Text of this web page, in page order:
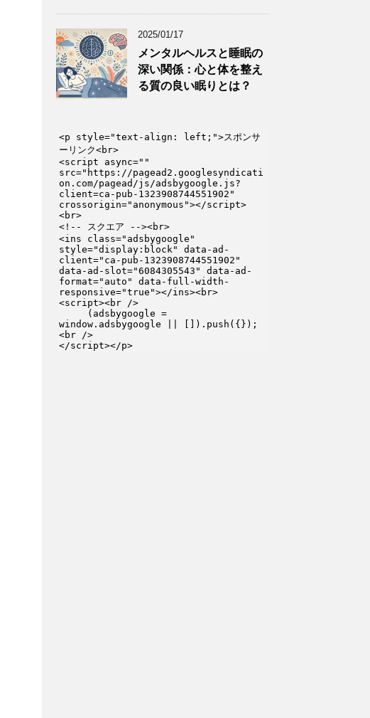
2025/01/17
メンタルヘルスと睡眠の
深い関係：心と体を整え
る質の良い眠りとは？
<p style="text-align: left;">スポンサ
ーリンク<br>
<script async=""
src="https://pagead2.googlesyndicati
on.com/pagead/js/adsbygoogle.js?
client=ca-pub-1323908744551902"
crossorigin="anonymous"></script>
<br>
<!-- スクエア --><br>
<ins class="adsbygoogle"
style="display:block" data-ad-
client="ca-pub-1323908744551902"
data-ad-slot="6084305543" data-ad-
format="auto" data-full-width-
responsive="true"></ins><br>
<script><br />
window.adsbygoogle || []).push({});
<br />
</script></p>